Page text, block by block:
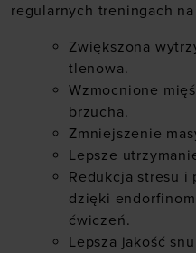
regularnych treningach
Zwiększona
tlenowa.
Wzmocnione
brzucha.
Zmniejszenie
Lepsze
Redukcja stresu i
dzięki
ćwiczeń.
Lepsza jakość